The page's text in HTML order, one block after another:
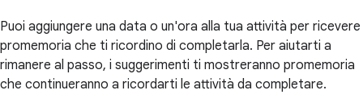
Puoi aggiungere una data o un'ora alla tua attività per ricevere
promemoria che ti ricordino di completarla. Per aiutarti a
rimanere al passo, i suggerimenti ti mostreranno promemoria
che continueranno a ricordarti le attività da completare.